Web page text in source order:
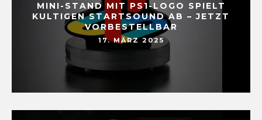
MINI-STAND MIT PS1-LOGO SPIELT
KULTIGEN STARTSOUND AB – JETZT
VORBESTELLBAR
17. MÄRZ 2025